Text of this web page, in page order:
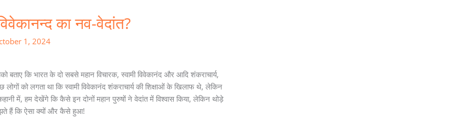
का नव-वेदांत?
1, 2024
बताए कि भारत के दो सबसे महान विचारक, स्वामी विवेकानंद और आदि शंकराचार्य,
को लगता था कि स्वामी विवेकानंद शंकराचार्य की शिक्षाओं के खिलाफ थे, लेकिन
में, हम देखेंगे कि कैसे इन दोनों महान पुरुषों ने वेदांत में विश्वास किया, लेकिन थोड़े
हैं कि ऐसा क्यों और कैसे हुआ!